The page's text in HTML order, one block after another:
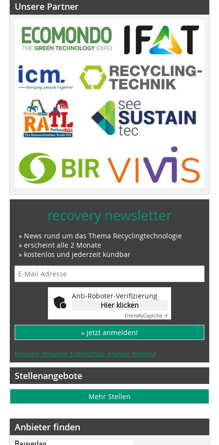
Unsere Partner
recovery newsletter
» News rund um das Thema Recyclingtechnologie
» erscheint alle 2 Monate
» kostenlos und jederzeit kündbar
Anti-Roboter-Verifizierung
Hier klicken
FriendlyCaptcha ⇗
» Jetzt anmelden!
Beispiele, Hinweise: Datenschutz, Analyse, Widerruf
Stellenangebote
Mehr Stellen
Anbieter finden